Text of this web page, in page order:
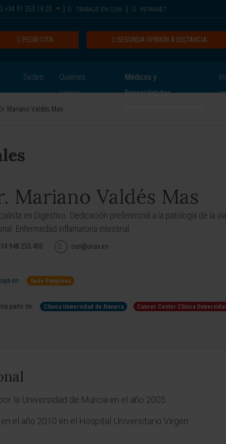
+34 91 353 19 20 TRABAJE EN CUN INTRANET
SEGUNDA OPINIÓN A DISTANCIA
PEDIR CITA
Sedes
Quiénes
somos
Médicos y
Especialidades
Dr. Mariano Valdés Mas
Mariano Valdés Mas
en Digestivo. Dedicación preferencial a la patología de la
Enfermedad inflamatoria intestinal.
948 255 400 cun@unav.es
en: Sede Pamplona
parte de: Clínica Universidad de Navarra Cancer Center Clínica
la Universidad de Murcia en el año 2005.
el año 2010 en el Hospital Universitario Virgen